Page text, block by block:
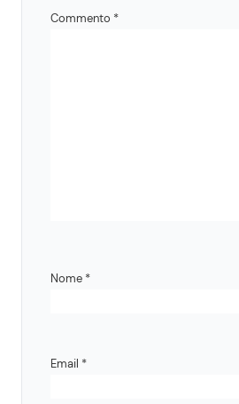
Commento *
Nome *
Email *